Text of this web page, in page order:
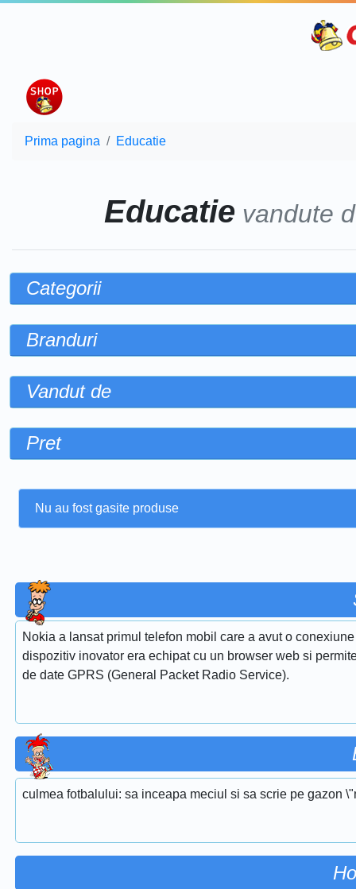
Prima pagina Educatie
Educatievandute
Categorii
Branduri
Vandut de
Pret
Nu au fost gasite produse
Nokia a lansat primul telefon mobil care a avut o
dispozitiv inovator era echipat cu un browser web si
de date GPRS (General Packet Radio Service).
culmea fotbalului: sa inceapa meciul si sa scrie pe gazon